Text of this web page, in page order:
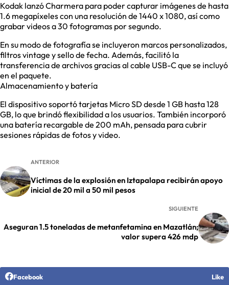
Kodak lanzó Charmera para poder capturar imágenes de hasta
1.6 megapíxeles con una resolución de 1440 x 1080, así como
grabar videos a 30 fotogramas por segundo.
En su modo de fotografía se incluyeron marcos personalizados,
filtros vintage y sello de fecha. Además, facilitó la
transferencia de archivos gracias al cable USB-C que se incluyó
en el paquete.
Almacenamiento y batería
El dispositivo soportó tarjetas Micro SD desde 1 GB hasta 128
GB, lo que brindó flexibilidad a los usuarios. También incorporó
una batería recargable de 200 mAh, pensada para cubrir
sesiones rápidas de fotos y video.
ANTERIOR
Víctimas de la explosión en Iztapalapa recibirán apoyo
inicial de 20 mil a 50 mil pesos
SIGUIENTE
Aseguran 1.5 toneladas de metanfetamina en Mazatlán;
valor supera 426 mdp
Facebook Like